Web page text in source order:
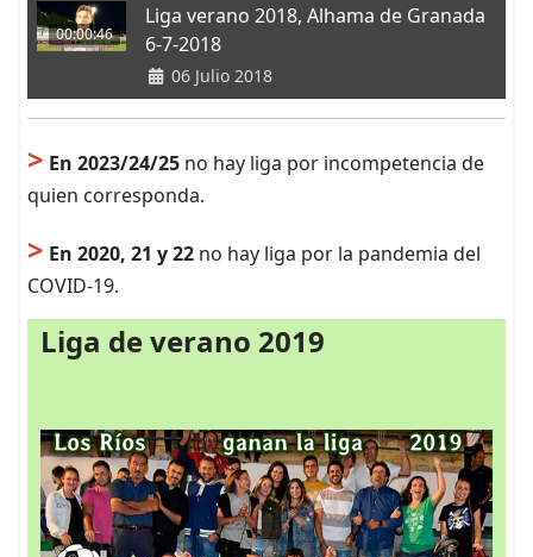
00:00:46
Liga verano 2018, Alhama de Granada
6-7-2018
06 Julio 2018
> En 2023/24/25 no hay liga por incompetencia de
quien corresponda.
> En 2020, 21 y 22 no hay liga por la pandemia del
COVID-19.
Liga de verano 2019